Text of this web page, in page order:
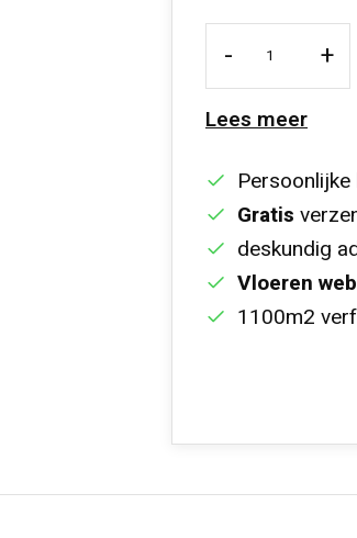
- +
Lees meer
Gratis
deskundig
Vloeren
1100m2